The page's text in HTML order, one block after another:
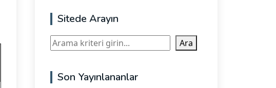
Sitede Arayın
Ara Ara
Son Yayınlananlar